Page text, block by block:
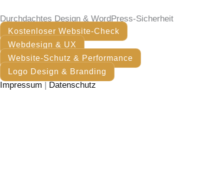
Durchdachtes Design & WordPress-Sicherheit
Kostenloser Website-Check
Webdesign & UX
Website-Schutz & Performance
Logo Design & Branding
Impressum | Datenschutz